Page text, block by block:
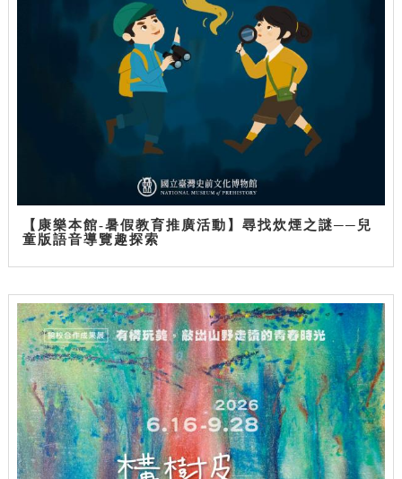
【康樂本館-暑假教育推廣活動】尋找炊煙之謎──兒
童版語音導覽趣探索